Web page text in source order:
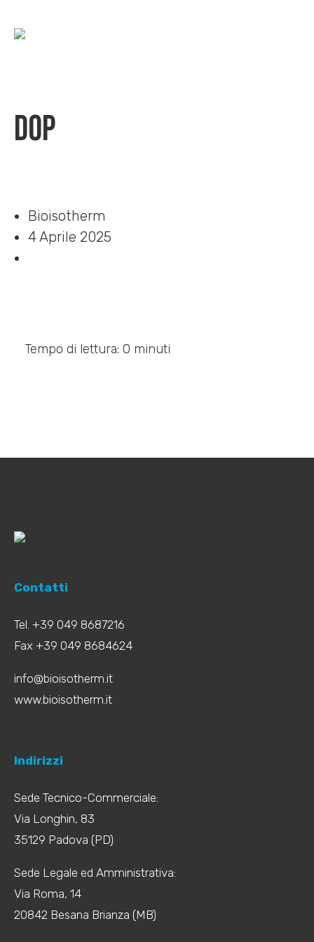
DOP
Bioisotherm
4 Aprile 2025
Tempo di lettura: 0 minuti
Contatti
Tel. +39 049 8687216
Fax +39 049 8684624
info@bioisotherm.it
www.bioisotherm.it
Indirizzi
Sede Tecnico-Commerciale:
Via Longhin, 83
35129 Padova (PD)
Sede Legale ed Amministrativa:
Via Roma, 14
20842 Besana Brianza (MB)